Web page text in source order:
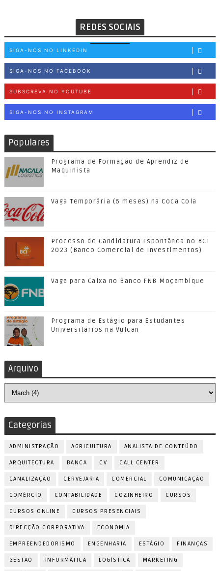
REDES SOCIAIS
SIGA-NOS NO LINKEDIN
SIGA-NOS NO FACEBOOK
SUBSCREVA NO YOUTUBE
SIGA-NOS NO INSTAGRAM
Populares
Programa de Formação de Aprendiz de
Maquinista
Vaga Temporária (6 meses) na Coca Cola
Processo de Candidatura Espontânea no BCI
2023 (Banco Comercial de Investimentos)
Vaga para Caixa no Banco FNB Moçambique
Programa de Estágio para Estudantes
Universitários na Vulcan
Arquivo
Categorias
ADMINISTRAÇÃO AGRICULTURA ANALISTA DE CONTEÚDO
ARQUITECTURA BANCA CV CALL CENTER
CANALIZAÇÃO CERVEJARIA COMERCIAL COMUNICAÇÃO
COMÉRCIO CONTABILIDADE COZINHEIRO CURSOS
CURSOS ONLINE CURSOS PRESENCIAIS
DIRECÇÃO CORPORATIVA ECONOMIA
EMPREENDEDORISMO ENGENHARIA ESTÁGIO FINANÇAS
GESTÃO INFORMÁTICA LOGÍSTICA MARKETING